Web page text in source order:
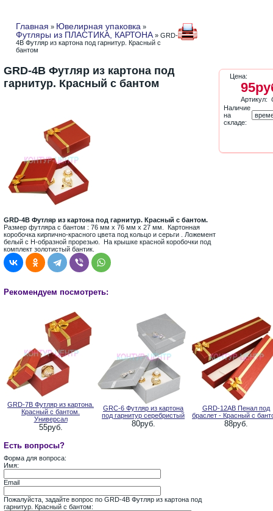
Главная » Ювелирная упаковка »
Футляры из ПЛАСТИКА, КАРТОНА » GRD-
4B Футляр из картона под гарнитур. Красный с
бантом
GRD-4B Футляр из картона под
гарнитур. Красный с бантом
GRD-4B Футляр из картона под гарнитур. Красный с бантом.
Размер футляра с бантом : 76 мм х 76 мм х 27 мм. Картонная
коробочка кирпично-красного цвета под кольцо и серьги . Ложемент
белый с H-образной прорезью. На крышке красной коробочки под
комплект золотистый бантик.
Цена:
Артикул:
Наличие
на
складе:
Рекомендуем посмотреть:
GRD-7B Футляр из картона.
Красный с бантом.
Универсал
55руб.
GRC-6 Футляр из картона
под гарнитур серебристый
80руб.
GRD-12AB Пенал под
браслет - Красный с
88руб.
Есть вопросы?
Форма для вопроса:
Имя:
Email
Пожалуйста, задайте вопрос по GRD-4B Футляр из картона под
гарнитур. Красный с бантом: